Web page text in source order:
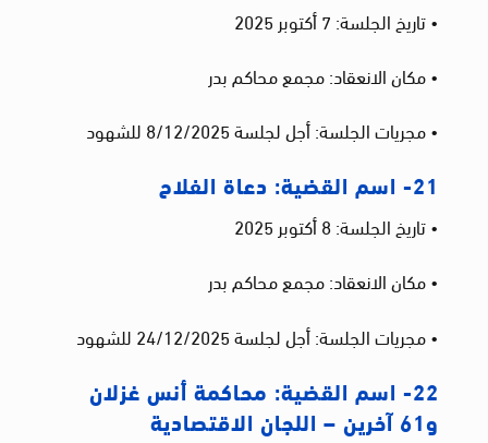
• تاريخ الجلسة: 7 أكتوبر 2025
• مكان الانعقاد: مجمع محاكم بدر
• مجريات الجلسة: أجل لجلسة 8/12/2025 للشهود
21- اسم القضية: دعاة الفلاح
• تاريخ الجلسة: 8 أكتوبر 2025
• مكان الانعقاد: مجمع محاكم بدر
• مجريات الجلسة: أجل لجلسة 24/12/2025 للشهود
22- اسم القضية: محاكمة أنس غزلان
و61 آخرين – اللجان الاقتصادية